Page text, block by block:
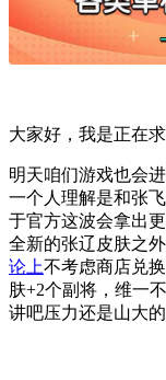
大家好，我是正在
明天咱们游戏也会
一个人理解是和张
于官方这波会拿出
全新的张辽皮肤之
论上不考虑商店兑换
肤+2个副将，维一
讲吧压力还是山大的